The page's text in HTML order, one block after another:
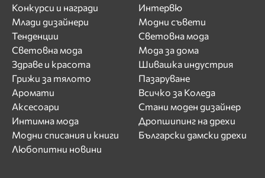
Конкурси и награди
Млади дизайнери
Тенденции
Световна мода
Здраве и красота
Грижи за тялото
Аромати
Аксесоари
Интимна мода
Модни списания и книги
Любопитни новини
Интервю
Модни съвети
Световна мода
Мода за дома
Шивашка индустрия
Пазаруване
Всичко за Коледа
Стани моден дизайнер
Дропшипинг на дрехи
Български дамски дрехи